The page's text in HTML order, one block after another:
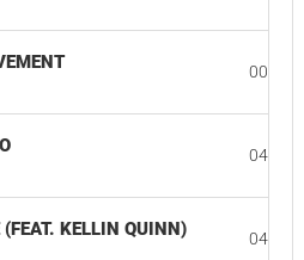
00:17
04:10
(FEAT. KELLIN QUINN) 04:25